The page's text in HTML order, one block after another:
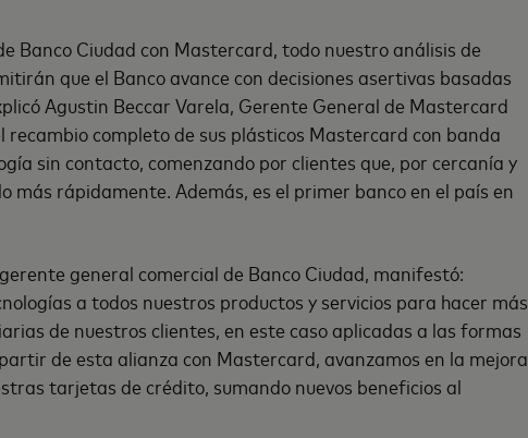
Banco Ciudad con Mastercard, todo nuestro análisis de
que el Banco avance con decisiones asertivas basadas
Agustin Beccar Varela, Gerente General de Mastercard
recambio completo de sus plásticos Mastercard con banda
sin contacto, comenzando por clientes que, por cercanía y
más rápidamente. Además, es el primer banco en el país en
general comercial de Banco Ciudad, manifestó:
a todos nuestros productos y servicios para hacer más
de nuestros clientes, en este caso aplicadas a las formas
de esta alianza con Mastercard, avanzamos en la mejora
tarjetas de crédito, sumando nuevos beneficios al